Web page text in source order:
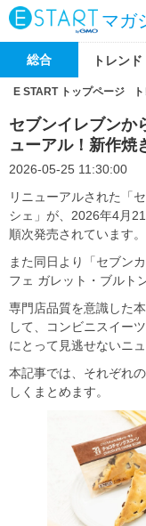
マガ
総合 トレンド
E START トップページ
セブンイレブンか
ューアル！新作焼
2026-05-25 11:30:00
リニューアルされた「
シェ」が、2026年4月
順次発売されています。
また同日より「セブン
フェ ガレット・ブルト
専門店品質を意識した
して、コンビニスイー
にとって見逃せないニ
本記事では、それぞれ
しくまとめます。